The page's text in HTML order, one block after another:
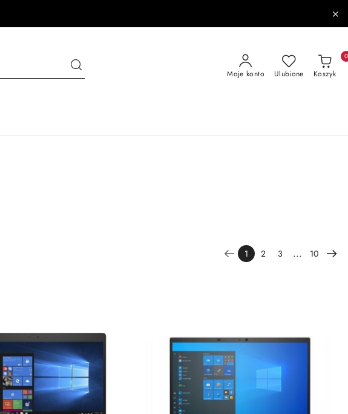
Moje konto Ulubione Koszyk
0
1 2 3 ... 10